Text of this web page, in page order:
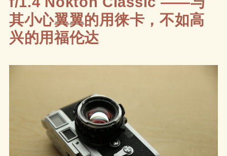
其小心翼翼的用徕卡，不如高
兴的用福伦达